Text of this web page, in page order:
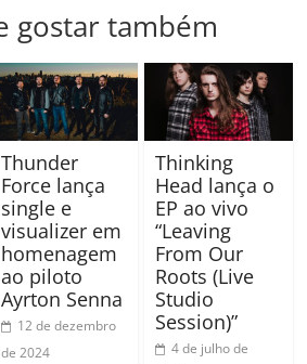
gostar também
Thunder
Force lança
single e
visualizer em
homenagem
ao piloto
Ayrton Senna
12 de dezembro
de 2024
Thinking
Head lança o
EP ao vivo
“Leaving
From Our
Roots (Live
Studio
Session)”
4 de julho de